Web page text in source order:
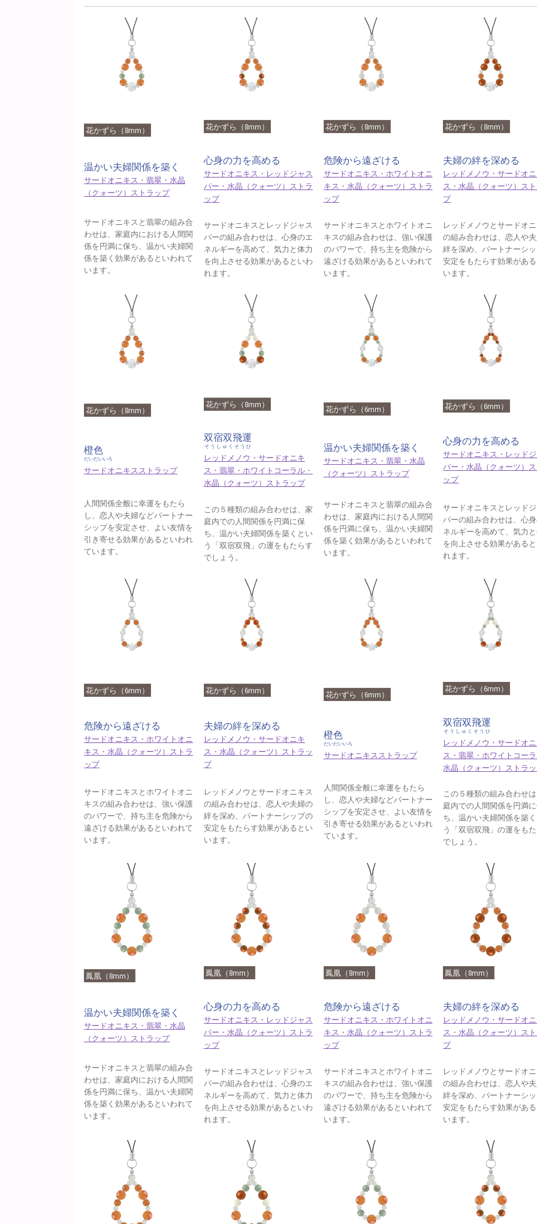
花かずら（8mm）
温かい夫婦関係を築く
サードオニキス・翡翠・水晶
（クォーツ）ストラップ
サードオニキスと翡翠の組み合
わせは、家庭内における人間関
係を円満に保ち、温かい夫婦関
係を築く効果があるといわれて
います。
花かずら（8mm）
心身の力を高める
サードオニキス・レッドジャス
パー・水晶（クォーツ）ストラ
ップ
サードオニキスとレッドジャス
パーの組み合わせは、心身のエ
ネルギーを高めて、気力と体力
を向上させる効果があるといわ
れます。
花かずら（8mm）
危険から遠ざける
サードオニキス・ホワイトオニ
キス・水晶（クォーツ）ストラ
ップ
サードオニキスとホワイトオニ
キスの組み合わせは、強い保護
のパワーで、持ち主を危険から
遠ざける効果があるといわれて
います。
花かずら（8mm）
夫婦の絆を深める
レッドメノウ・サードオ
ス・水晶（クォーツ）ス
プ
レッドメノウとサードオ
の組み合わせは、恋人や
絆を深め、パートナーシ
安定をもたらす効果があ
います。
花かずら（8mm）
橙色
だいだいいろ
サードオニキスストラップ
人間関係全般に幸運をもたら
し、恋人や夫婦などパートナー
シップを安定させ、よい友情を
引き寄せる効果があるといわれ
ています。
花かずら（8mm）
双宿双飛運
そうしゅくそうひ
レッドメノウ・サードオニキ
ス・翡翠・ホワイトコーラル・
水晶（クォーツ）ストラップ
この５種類の組み合わせは、家
庭内での人間関係を円満に保
ち、温かい夫婦関係を築くとい
う「双宿双飛」の運をもたらす
でしょう。
花かずら（6mm）
温かい夫婦関係を築く
サードオニキス・翡翠・水晶
（クォーツ）ストラップ
サードオニキスと翡翠の組み合
わせは、家庭内における人間関
係を円満に保ち、温かい夫婦関
係を築く効果があるといわれて
います。
花かずら（6mm）
心身の力を高める
サードオニキス・レッド
パー・水晶（クォーツ）
ップ
サードオニキスとレッド
パーの組み合わせは、心
ネルギーを高めて、気力
を向上させる効果がある
れます。
花かずら（6mm）
危険から遠ざける
サードオニキス・ホワイトオニ
キス・水晶（クォーツ）ストラ
ップ
サードオニキスとホワイトオニ
キスの組み合わせは、強い保護
のパワーで、持ち主を危険から
遠ざける効果があるといわれて
います。
花かずら（6mm）
夫婦の絆を深める
レッドメノウ・サードオニキ
ス・水晶（クォーツ）ストラッ
プ
レッドメノウとサードオニキス
の組み合わせは、恋人や夫婦の
絆を深め、パートナーシップの
安定をもたらす効果があるとい
います。
花かずら（6mm）
橙色
だいだいいろ
サードオニキスストラップ
人間関係全般に幸運をもたら
し、恋人や夫婦などパートナー
シップを安定させ、よい友情を
引き寄せる効果があるといわれ
ています。
花かずら（6mm）
双宿双飛運
そうしゅくそうひ
レッドメノウ・サードオ
ス・翡翠・ホワイトコー
水晶（クォーツ）ストラ
この５種類の組み合わせ
庭内での人間関係を円満
ち、温かい夫婦関係を築
う「双宿双飛」の運をも
でしょう。
鳳凰（8mm）
温かい夫婦関係を築く
サードオニキス・翡翠・水晶
（クォーツ）ストラップ
サードオニキスと翡翠の組み合
わせは、家庭内における人間関
係を円満に保ち、温かい夫婦関
係を築く効果があるといわれて
います。
鳳凰（8mm）
心身の力を高める
サードオニキス・レッドジャス
パー・水晶（クォーツ）ストラ
ップ
サードオニキスとレッドジャス
パーの組み合わせは、心身のエ
ネルギーを高めて、気力と体力
を向上させる効果があるといわ
れます。
鳳凰（8mm）
危険から遠ざける
サードオニキス・ホワイトオニ
キス・水晶（クォーツ）ストラ
ップ
サードオニキスとホワイトオニ
キスの組み合わせは、強い保護
のパワーで、持ち主を危険から
遠ざける効果があるといわれて
います。
鳳凰（8mm）
夫婦の絆を深める
レッドメノウ・サードオ
ス・水晶（クォーツ）ス
プ
レッドメノウとサードオ
の組み合わせは、恋人や
絆を深め、パートナーシ
安定をもたらす効果があ
います。